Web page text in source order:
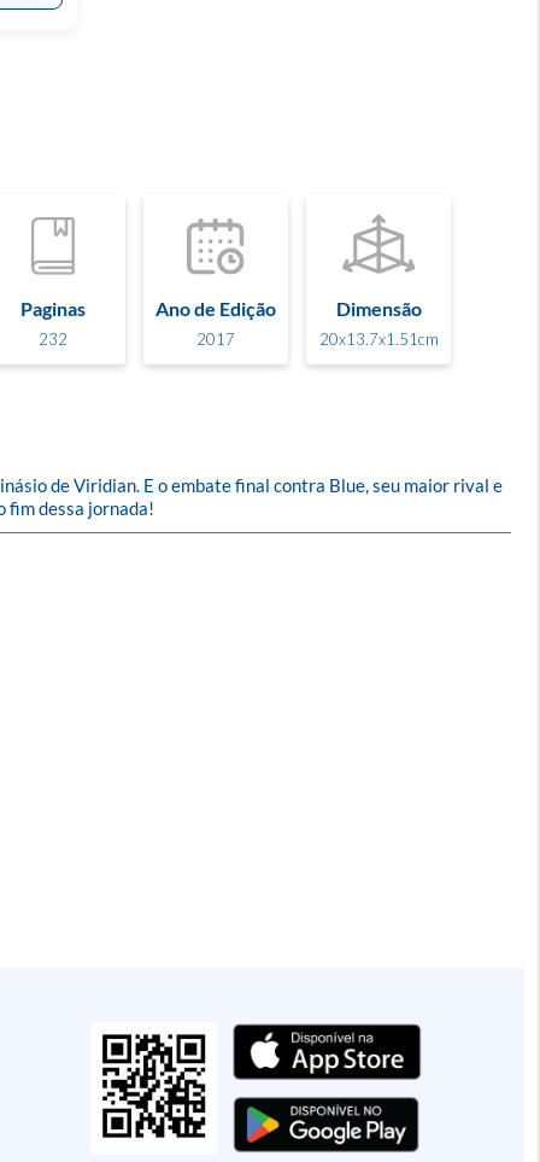
Paginas
232
Ano de Edição
2017
Dimensão
20x13.7x1.51cm
de Viridian. E o embate final contra Blue, seu maior rival e
fim dessa jornada!